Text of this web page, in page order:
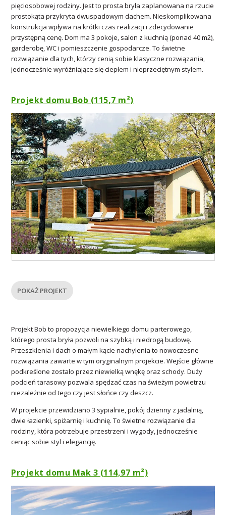
pięciosobowej rodziny. Jest to prosta bryła zaplanowana na rzucie
prostokąta przykryta dwuspadowym dachem. Nieskomplikowana
konstrukcja wpływa na krótki czas realizacji i zdecydowanie
przystępną cenę. Dom ma 3 pokoje, salon z kuchnią (ponad 40 m2),
garderobę, WC i pomieszczenie gospodarcze. To świetne
rozwiązanie dla tych, którzy cenią sobie klasyczne rozwiązania,
jednocześnie wyróżniające się ciepłem i nieprzeciętnym stylem.
Projekt domu Bob (115,7 m²)
POKAŻ PROJEKT
Projekt Bob to propozycja niewielkiego domu parterowego,
którego prosta bryła pozwoli na szybką i niedrogą budowę.
Przeszklenia i dach o małym kącie nachylenia to nowoczesne
rozwiązania zawarte w tym oryginalnym projekcie. Wejście główne
podkreślone zostało przez niewielką wnękę oraz schody. Duży
podcień tarasowy pozwala spędzać czas na świeżym powietrzu
niezależnie od tego czy jest słońce czy deszcz.
W projekcie przewidziano 3 sypialnie, pokój dzienny z jadalnią,
dwie łazienki, spiżarnię i kuchnię. To świetne rozwiązanie dla
rodziny, która potrzebuje przestrzeni i wygody, jednocześnie
ceniąc sobie styl i elegancję.
Projekt domu Mak 3 (114,97 m²)